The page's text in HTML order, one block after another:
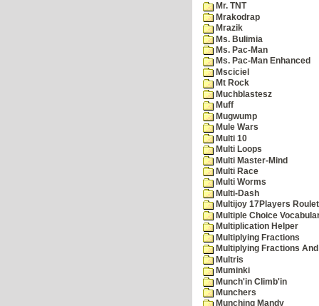
Mr. TNT
Mrakodrap
Mrazik
Ms. Bulimia
Ms. Pac-Man
Ms. Pac-Man Enhanced
Msciciel
Mt Rock
Muchblastesz
Muff
Mugwump
Mule Wars
Multi 10
Multi Loops
Multi Master-Mind
Multi Race
Multi Worms
Multi-Dash
Multijoy 17Players
Multiple Choice
Multiplication Helper
Multiplying Fractions
Multiplying Fractions
Multris
Muminki
Munch'in Climb'in
Munchers
Munching Mandy